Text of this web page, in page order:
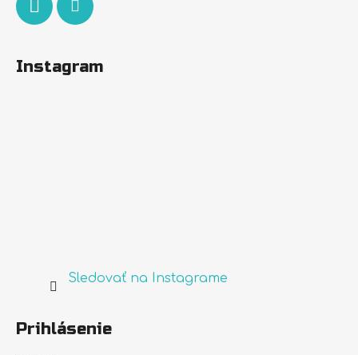
Instagram
Sledovať na Instagrame
Prihlásenie